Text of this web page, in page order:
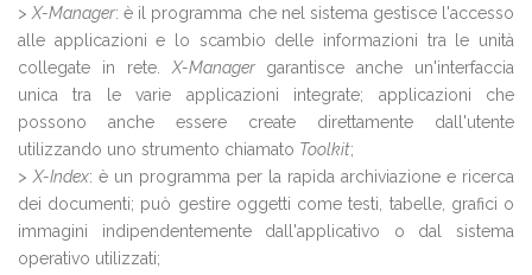
>X-Manager: è il programma che nel sistema gestisce l'accesso
alle applicazioni e lo scambio delle informazioni tra le unità
collegate in rete. X-Manager garantisce anche un'interfaccia
unica tra le varie applicazioni integrate; applicazioni che
possono anche essere create direttamente dall'utente
utilizzando uno strumento chiamato Toolkit;
> X-Index: è un programma per la rapida archiviazione e ricerca
dei documenti; può gestire oggetti come testi, tabelle, grafici o
immagini indipendentemente dall'applicativo o dal sistema
operativo utilizzati;